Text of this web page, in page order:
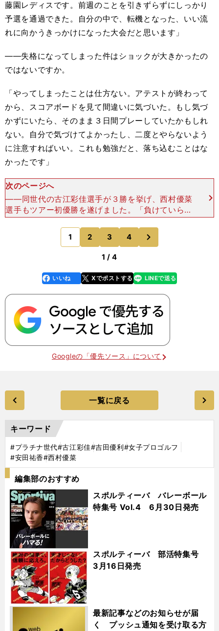
藤園レディスです。前週のことを引きずらずにしっかり
予選を通過できた。自分の中で、転機となった、いい流
れに向かうきっかけになった大会だと思います」
――失格になってしまった件はショックが大きかったの
ではないですか。
「やってしまったことは仕方ない。アテストが終わって
から、スコアボードを見て間違いに気づいた。もし気づ
かずにいたら、そのまま３日間プレーしていたかもしれ
ない。自分で気づけてよかったし、二度とやらないよう
に注意すればいい。これも勉強だと、落ち込むことはな
かったです」
次のページへ
――同世代の古江彩佳選手が３勝を挙げ、西村優菜
選手もツアー初優勝を遂げました。「負けていられ
ない」という感情も芽生えたのではないですか。
「よくそうした質問を受けるんですけど、まったく
そういった気持ち
1 2 3 4
のページへ
1 / 4
faceboo
k
いいね Xでポストする
line LINEで送る
Googleの「優先ソース」について
一覧に戻る
キーワード
#プラチナ世代#古江彩佳#吉田優利#女子プロゴルフ
#安田祐香#西村優菜
編集部のおすすめ
スポルティーバ バレーボール
特集号 Vol.4 6月30日発売
スポルティーバ 部活特集号
3月16日発売
最新記事などのお知らせが届
く プッシュ通知を受け取る方